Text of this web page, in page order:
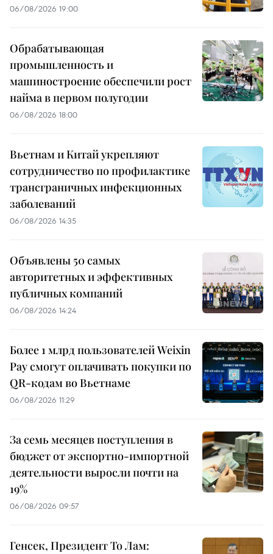
06/08/2026 19:00
Обрабатывающая
промышленность и
машиностроение обеспечили рост
найма в первом полугодии
06/08/2026 18:00
Вьетнам и Китай укрепляют
сотрудничество по профилактике
трансграничных инфекционных
заболеваний
06/08/2026 14:35
Объявлены 50 самых
авторитетных и эффективных
публичных компаний
06/08/2026 14:24
Более 1 млрд пользователей Weixin
Pay смогут оплачивать покупки по
QR-кодам во Вьетнаме
06/08/2026 11:29
За семь месяцев поступления в
бюджет от экспортно-импортной
деятельности выросли почти на
19%
06/08/2026 09:57
Генсек, Президент То Лам: